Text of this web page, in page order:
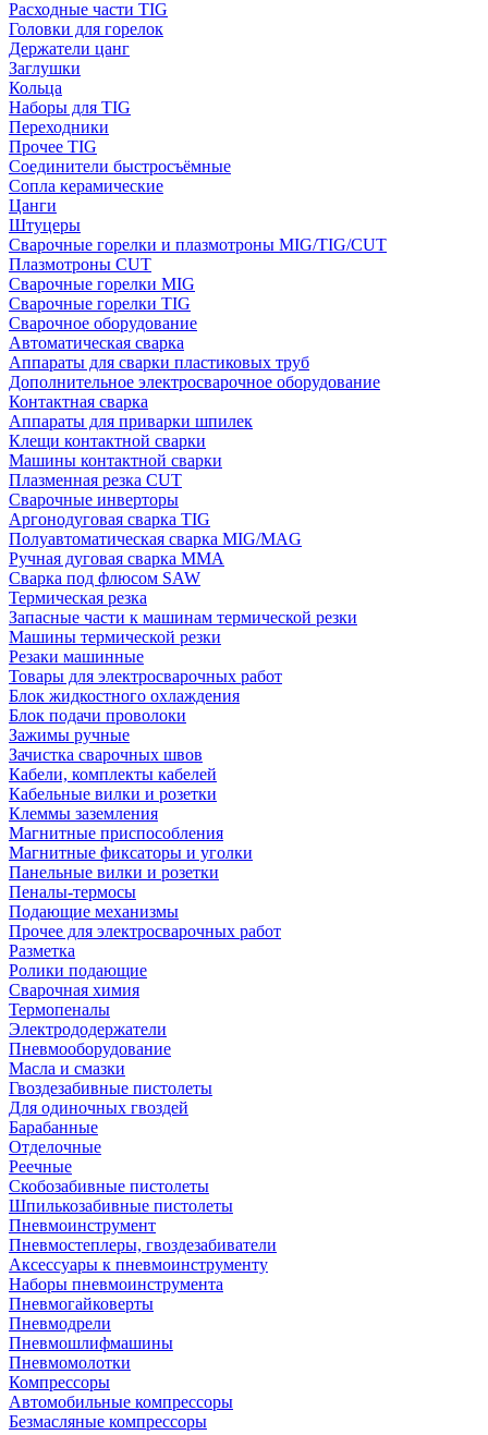
Расходные части TIG
Головки для горелок
Держатели цанг
Заглушки
Кольца
Наборы для TIG
Переходники
Прочее TIG
Соединители быстросъёмные
Сопла керамические
Цанги
Штуцеры
Сварочные горелки и плазмотроны MIG/TIG/CUT
Плазмотроны CUT
Сварочные горелки MIG
Сварочные горелки TIG
Сварочное оборудование
Автоматическая сварка
Аппараты для сварки пластиковых труб
Дополнительное электросварочное оборудование
Контактная сварка
Аппараты для приварки шпилек
Клещи контактной сварки
Машины контактной сварки
Плазменная резка CUT
Сварочные инверторы
Аргонодуговая сварка TIG
Полуавтоматическая сварка MIG/MAG
Ручная дуговая сварка MMA
Сварка под флюсом SAW
Термическая резка
Запасные части к машинам термической резки
Машины термической резки
Резаки машинные
Товары для электросварочных работ
Блок жидкостного охлаждения
Блок подачи проволоки
Зажимы ручные
Зачистка сварочных швов
Кабели, комплекты кабелей
Кабельные вилки и розетки
Клеммы заземления
Магнитные приспособления
Магнитные фиксаторы и уголки
Панельные вилки и розетки
Пеналы-термосы
Подающие механизмы
Прочее для электросварочных работ
Разметка
Ролики подающие
Сварочная химия
Термопеналы
Электрододержатели
Пневмооборудование
Масла и смазки
Гвоздезабивные пистолеты
Для одиночных гвоздей
Барабанные
Отделочные
Реечные
Скобозабивные пистолеты
Шпилькозабивные пистолеты
Пневмоинструмент
Пневмостеплеры, гвоздезабиватели
Аксессуары к пневмоинструменту
Наборы пневмоинструмента
Пневмогайковерты
Пневмодрели
Пневмошлифмашины
Пневмомолотки
Компрессоры
Автомобильные компрессоры
Безмасляные компрессоры